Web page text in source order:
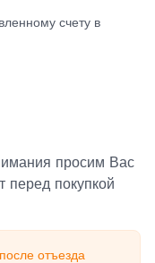
счету в
просим Вас
перед покупкой
отъезда